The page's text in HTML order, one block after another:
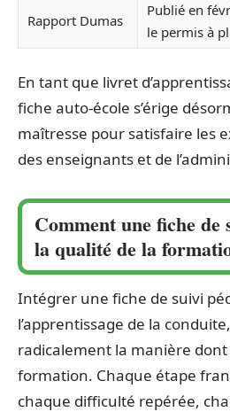
Rapport Dumas
Publié en
le permis à
En tant que livret
fiche auto-école s’érige
maîtresse pour satisfaire les
des enseignants et de
Comment une fiche
la qualité de la
Intégrer une fiche de suivi
l’apprentissage de la
radicalement la manière
formation. Chaque étape
chaque difficulté repérée,